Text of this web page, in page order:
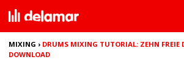
MIXING › DRUMS MIXING TUTORIAL: ZEHN FREIE
DOWNLOAD